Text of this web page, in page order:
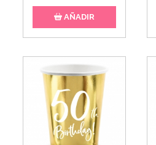
AÑADIR